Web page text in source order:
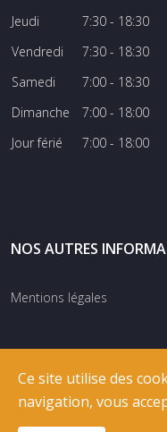
Jeudi
Vendredi
Samedi
Dimanche
Jour férié
7:30 - 18:30
7:30 - 18:30
7:00 - 18:30
7:00 - 18:00
7:00 - 18:00
NOS AUTRES
Mentions légales
Ce site utilise des
navigation, vous